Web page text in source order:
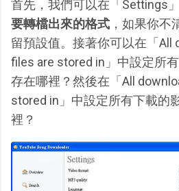
首先，我們可以在「Settings」
要轉檔出來的格式 ，如果你不
留預設值。接著你可以在「All
files are stored in」中設定所
存在哪裡？然後在「All
stored in」中設定所有下載的
裡？